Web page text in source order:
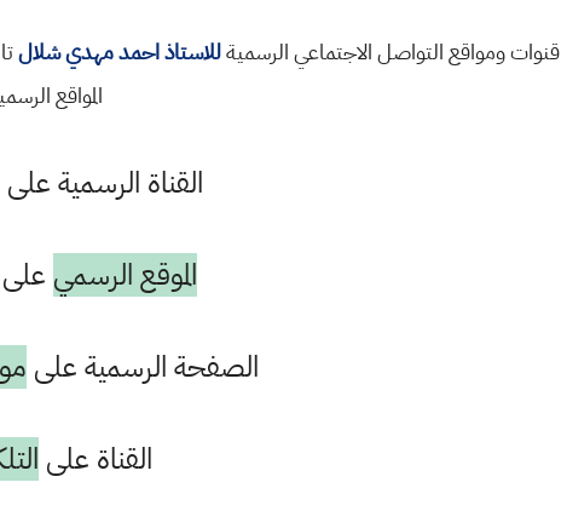
قنوات ومواقع التواصل الاجتماعي الرسميةللاستاذ احمد مهدي شلال
المواقع
القناة الرسمية على
الموقع الرسمي على
الصفحة الرسمية على
القناة على